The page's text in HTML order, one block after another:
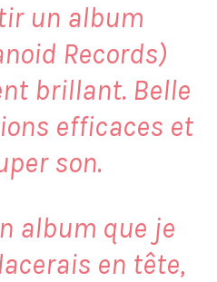
un album
Records)
brillant. Belle
efficaces et
son.
album que je
en tête,